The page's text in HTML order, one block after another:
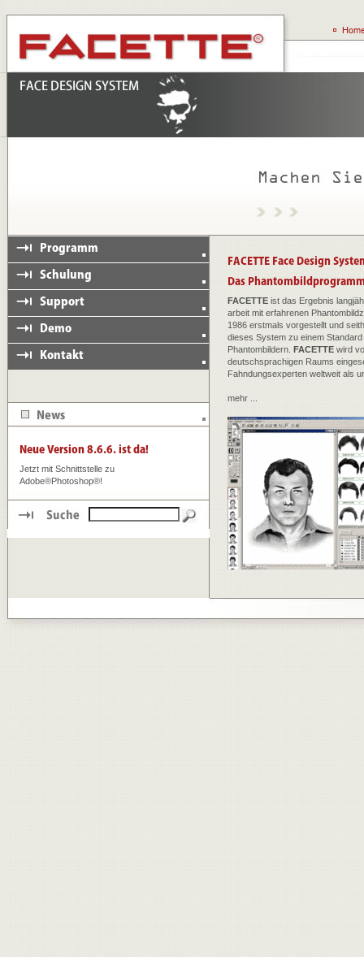
Jetzt mit Schnittstelle zu
Adobe®Photoshop®!
FACETTE ist das Ergebnis
arbeit mit erfahrenen
1986 erstmals vorgestellt und
dieses System zu einem
Phantombildern. FACETTE wird
deutschsprachigen Raums
Fahndungsexperten weltweit als
mehr ...